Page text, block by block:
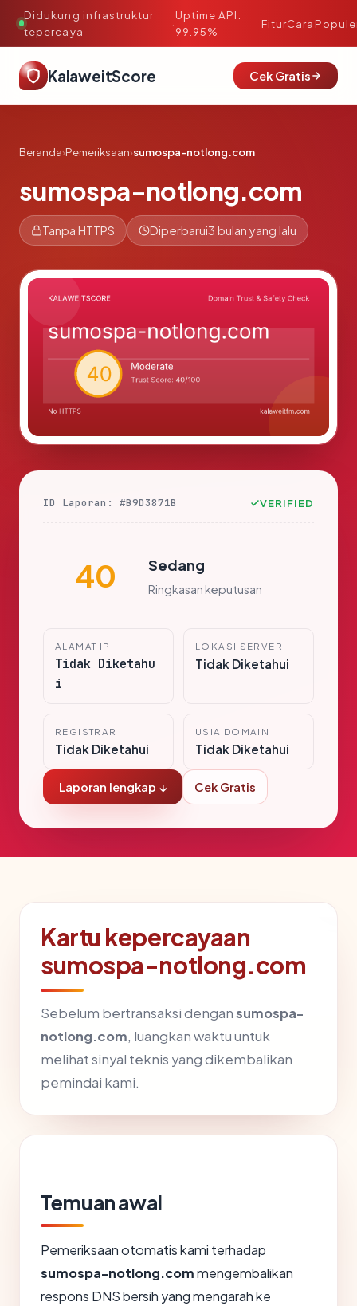
Didukung infrastruktur
tepercaya
·
Uptime API:
99.95%
FiturCara
KalaweitScore Cek Gratis
Beranda›Pemeriksaan›sumospa-notlong.com
sumospa-notlong.com
Tanpa HTTPS Diperbarui3 bulan yang lalu
ID Laporan: #B9D3871B VERIFIED
40 Sedang
Ringkasan keputusan
ALAMAT IP
Tidak Diketahu
i
LOKASI SERVER
Tidak Diketahui
REGISTRAR
Tidak Diketahui
USIA DOMAIN
Tidak Diketahui
Laporan lengkap ↓ Cek Gratis
Kartu kepercayaan
sumospa-notlong.com
Sebelum bertransaksi dengansumospa-
notlong.com, luangkan waktu untuk
melihat sinyal teknis yang dikembalikan
pemindai kami.
Temuan awal
Pemeriksaan otomatis kami terhadap
sumospa-notlong.commengembalikan
respons DNS bersih yang mengarah ke